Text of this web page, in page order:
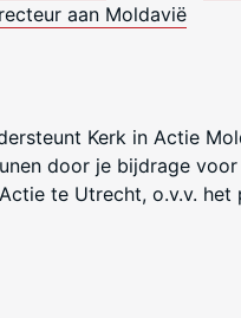
aan Moldavië
Kerk in Actie
door je bijdrage
te Utrecht, o.v.v.